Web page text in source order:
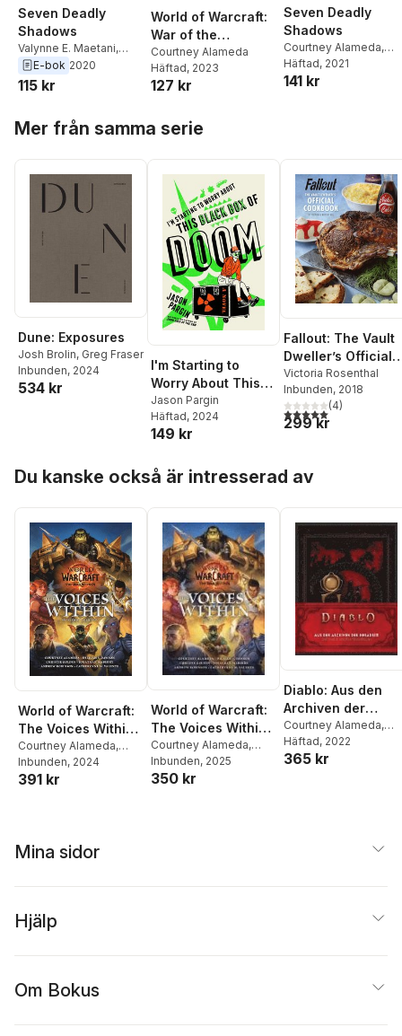
Seven Deadly
Shadows
Valynne E. Maetani,
Courtney Alameda
E-bok 2020
115 kr
World of Warcraft:
War of the
Scaleborn
Courtney Alameda
Häftad, 2023
127 kr
Seven Deadly
Shadows
Courtney Alameda,
Valynne E. Maetani
Häftad, 2021
141 kr
Mer från samma serie
Dune: Exposures
Josh Brolin, Greg Fraser
Inbunden, 2024
534 kr
I'm Starting to
Worry About This
Black Box of Doom
Jason Pargin
Häftad, 2024
149 kr
Fallout: The Vault
Dweller’s Official
Cookbook
Victoria Rosenthal
Inbunden, 2018
5,0utav 5 stjärnor.
(4)
299 kr
Du kanske också är intresserad av
World of Warcraft:
The Voices Within
(Short Story
Collection)
Courtney Alameda,
Delilah Dawson
Christie Golden
Inbunden, 2024
391 kr
World of Warcraft:
The Voices Within -
Erzählungen
Courtney Alameda,
Delilah S. Dawson
Christie Golden
Inbunden, 2025
350 kr
Diablo: Aus den
Archiven der
Horadrim: Eine
Diablo-
Courtney Alameda,
Delilah S. Dawson
Evenson
Häftad, 2022
365 kr
Mina sidor
Hjälp
Om Bokus